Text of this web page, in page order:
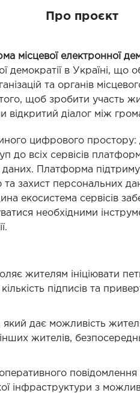
Про проєкт
місцевої електронної
демократії в Україні, що
та органів
щоб зробити участь
відкритий діалог між
цифрового простору:
до всіх сервісів
Платформа
та захист персональних
екосистема сервісів
необхідними
жителям ініціювати
підписів та
який дає можливість
інших жителів,
оперативного
інфраструктури з